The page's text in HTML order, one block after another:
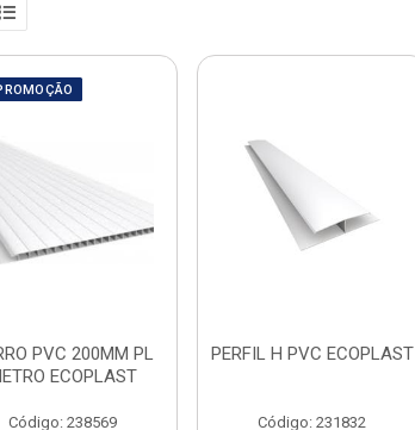
PVC 200MM PL
ECOPLAST
Código: 238569
PERFIL H PVC ECOPLAST
Código: 231832